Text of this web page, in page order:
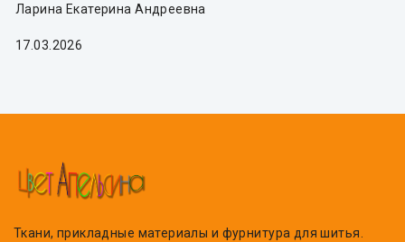
Ларина Екатерина Андреевна
17.03.2026
Ткани, прикладные материалы и фурнитура для шитья.